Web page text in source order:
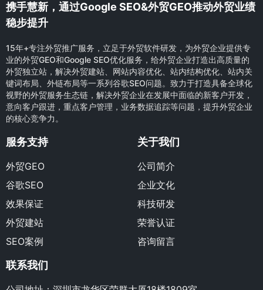
携手慧新，通过Google SEO&外贸GEO推动外贸业绩
稳步提升
15年+专注外贸推广服务，立足于外贸软件研发，为外贸企业提供专
业的外贸GEO和Google SEO优化服务，给外贸企业打造出高质量的
外贸独立站，解决外贸建站、网站内容优化、站内结构优化、站内关
键词布局、外链布局等一系列谷歌SEO问题。致力于打造具备全球化
视野的外贸服务生态链，解决外贸企业在发展中面临的新客户开发，
意向客户跟进，重点客户管理，业务数据追踪等问题，提升外贸企业
的核心竞争力。
服务支持
外贸GEO
谷歌SEO
效果保证
外贸建站
SEO案例
关于我们
公司简介
企业文化
科技研发
荣誉认证
咨询留言
联系我们